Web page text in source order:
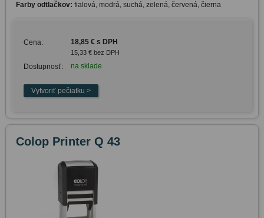
Farby odtlačkov: fialová, modrá, suchá, zelená, červená, čierna
Cena: 18,85 € s DPH
15,33 € bez DPH
Dostupnosť: na sklade
Colop Printer Q 43